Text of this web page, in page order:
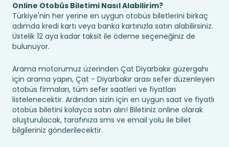
Online Otobüs Biletimi Nasıl Alabilirim?
Türkiye'nin her yerine en uygun otobüs biletlerini birkaç
adımda kredi kartı veya banka kartınızla satın alabilirsiniz.
Üstelik 12 aya kadar taksit ile ödeme seçeneğiniz de
bulunuyor.
Arama motorumuz üzerinden Çat Diyarbakır güzergahı
için arama yapın, Çat - Diyarbakır arası sefer düzenleyen
otobüs firmaları, tüm sefer saatleri ve fiyatları
listelenecektir. Ardından sizin için en uygun saat ve fiyatlı
otobüs biletini kolayca satın alın! Biletiniz online olarak
oluşturulacak, tarafınıza sms ve email yolu ile bilet
bilgileriniz gönderilecektir.